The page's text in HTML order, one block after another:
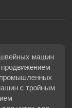
машин
с тройным